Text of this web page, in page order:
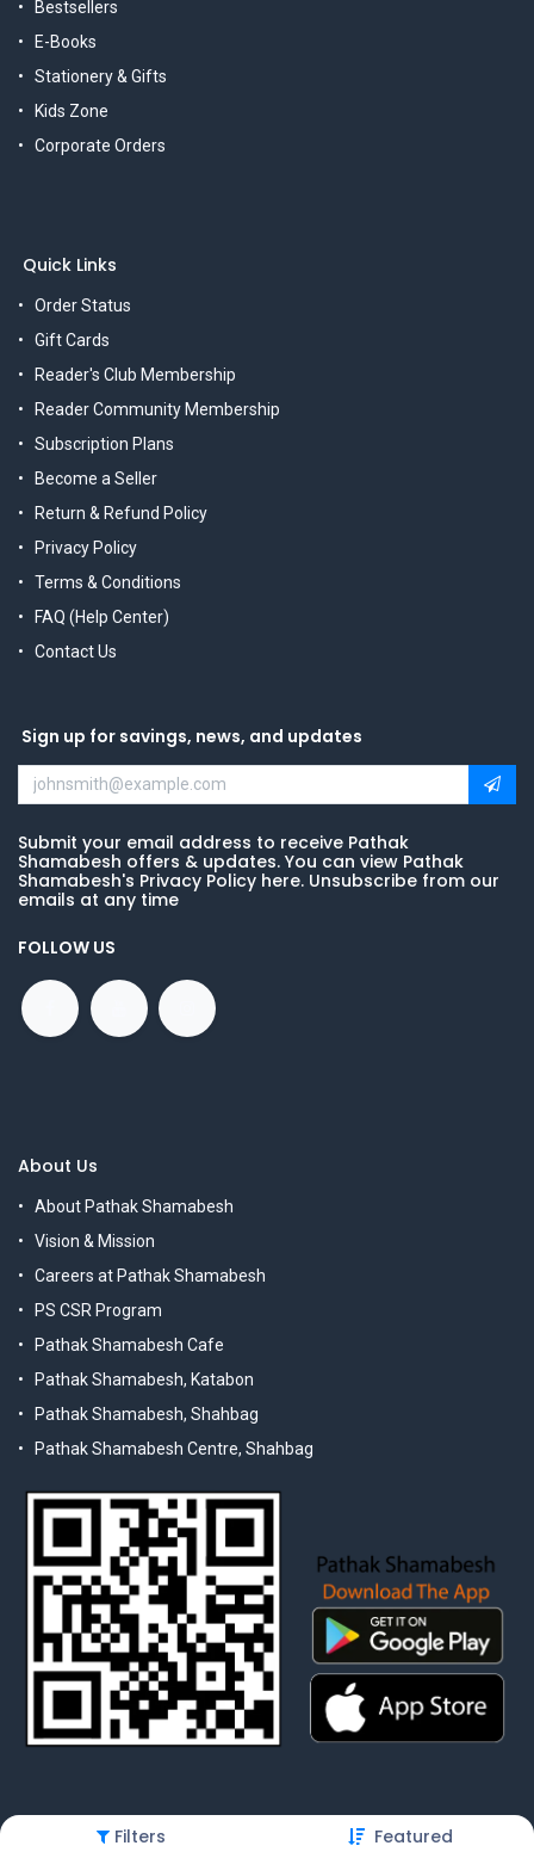
Filters Featured
Bestsellers
E-Books
Stationery & Gifts
Kids Zone
Corporate Orders
Quick Links
Order Status
Gift Cards
Reader's Club Membership
Reader Community Membership
Subscription Plans
Become a Seller
Return & Refund Policy
Privacy Policy
Terms & Conditions
FAQ (Help Center)
Contact Us
Sign up for savings, news, and updates
Submit your email address to receive Pathak
Shamabesh offers & updates. You can view Pathak
Shamabesh's Privacy Policy here. Unsubscribe from our
emails at any time
FOLLOW US
About Us
About Pathak Shamabesh
Vision & Mission
Careers at Pathak Shamabesh
PS CSR Program
Pathak Shamabesh Cafe
Pathak Shamabesh, Katabon
Pathak Shamabesh, Shahbag
Pathak Shamabesh Centre, Shahbag
© 2025 Pathak Shamabesh. Developed by Metamorphosis Ltd. |